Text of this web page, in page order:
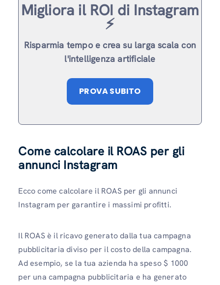
Migliora il ROI di Instagram
⚡️
Risparmia tempo e crea su larga scala con
l'intelligenza artificiale
PROVA SUBITO
Come calcolare il ROAS per gli
annunci Instagram
Ecco come calcolare il ROAS per gli annunci
Instagram per garantire i massimi profitti.
Il ROAS è il ricavo generato dalla tua campagna
pubblicitaria diviso per il costo della campagna.
Ad esempio, se la tua azienda ha speso $ 1000
per una campagna pubblicitaria e ha generato